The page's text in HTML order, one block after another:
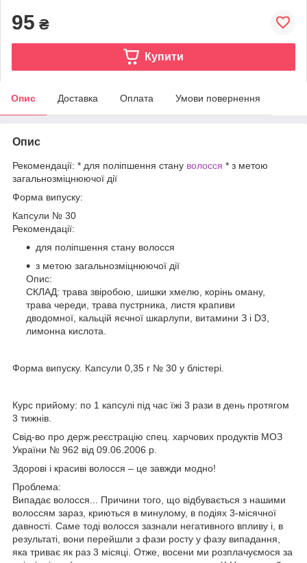
95 ₴
Купити
Опис Доставка Оплата Умови повернення
Опис
Рекомендації: * для поліпшення стану волосся * з метою
загальнозміцнюючої дії
Форма випуску:
Капсули № 30
Рекомендації:
для поліпшення стану волосся
з метою загальнозміцнюючої дії
Опис:
СКЛАД: трава звіробою, шишки хмелю, корінь оману,
трава череди, трава пустрника, листя крапиви
дводомної, кальцій яєчної шкарлупи, витамини З і D3,
лимонна кислота.
Форма випуску. Капсули 0,35 г № 30 у блістері.
Курс прийому: по 1 капсулі під час їжі 3 рази в день протягом
3 тижнів.
Свід-во про держ.реєстрацію спец. харчових продуктів МОЗ
України № 962 від 09.06.2006 р.
Здорові і красиві волосся – це завжди модно!
Проблема:
Випадає волосся... Причини того, що відбувається з нашими
волоссям зараз, криються в минулому, в подіях 3-місячної
давності. Саме тоді волосся зазнали негативного впливу і, в
результаті, вони перейшли з фази росту у фазу випадання,
яка триває як раз 3 місяці. Отже, восени ми розплачуємося за